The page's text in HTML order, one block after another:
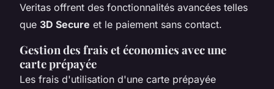
Veritas offrent des fonctionnalités avancées telles
que 3D Secure et le paiement sans contact.
Gestion des frais et économies avec une
carte prépayée
Les frais d'utilisation d'une carte prépayée